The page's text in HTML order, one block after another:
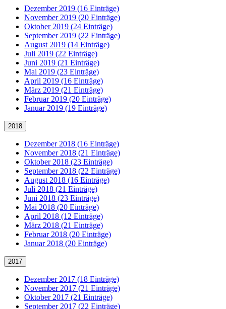
Dezember 2019 (16 Einträge)
November 2019 (20 Einträge)
Oktober 2019 (24 Einträge)
September 2019 (22 Einträge)
August 2019 (14 Einträge)
Juli 2019 (22 Einträge)
Juni 2019 (21 Einträge)
Mai 2019 (23 Einträge)
April 2019 (16 Einträge)
März 2019 (21 Einträge)
Februar 2019 (20 Einträge)
Januar 2019 (19 Einträge)
2018
Dezember 2018 (16 Einträge)
November 2018 (21 Einträge)
Oktober 2018 (23 Einträge)
September 2018 (22 Einträge)
August 2018 (16 Einträge)
Juli 2018 (21 Einträge)
Juni 2018 (23 Einträge)
Mai 2018 (20 Einträge)
April 2018 (12 Einträge)
März 2018 (21 Einträge)
Februar 2018 (20 Einträge)
Januar 2018 (20 Einträge)
2017
Dezember 2017 (18 Einträge)
November 2017 (21 Einträge)
Oktober 2017 (21 Einträge)
September 2017 (22 Einträge)